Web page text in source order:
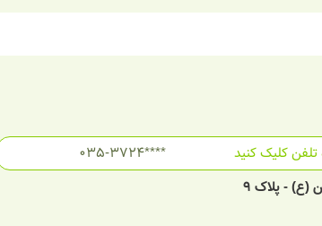
035-3724****
کلیک کنید
(ع) - پلاک 9